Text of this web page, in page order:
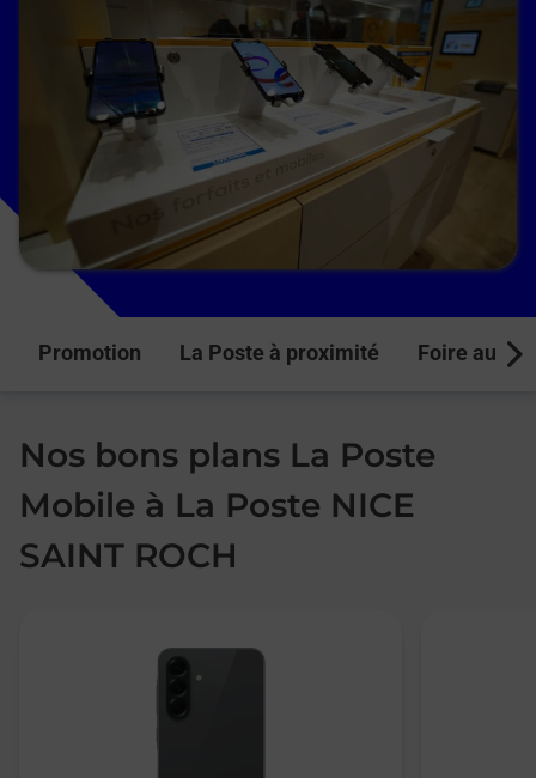
Promotion La Poste à proximité Foire aux
Nos bons plans La Poste
Mobile à La Poste NICE
SAINT ROCH